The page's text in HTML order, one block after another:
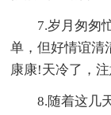
7.岁月匆匆
单，但好情谊清
康康!天冷了，
8.随着这几